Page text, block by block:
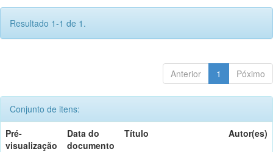
Resultado 1-1 de 1.
Anterior 1 Póximo
Conjunto de itens:
Pré-
visualização
Data do
documento
Título Autor(es)